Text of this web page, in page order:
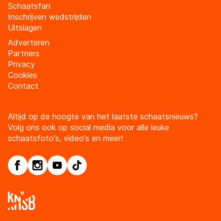
Schaatsfan
Inschrijven wedstrijden
Uitslagen
Adverteren
Partners
Privacy
Cookies
Contact
Altijd op de hoogte van het laatste schaatsnieuws?
Volg ons ook op social media voor alle leuke
schaatsfoto's, video's en meer!